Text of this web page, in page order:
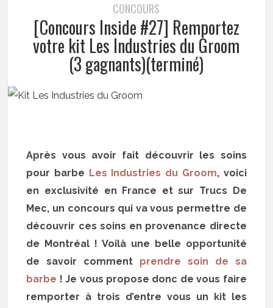
CONCOURS
[Concours Inside #27] Remportez
votre kit Les Industries du Groom
(3 gagnants)(terminé)
Après vous avoir fait découvrir les soins
pour barbe Les Industries du Groom, voici
en exclusivité en France et sur Trucs De
Mec, un concours qui va vous permettre de
découvrir ces soins en provenance directe
de Montréal ! Voilà une belle opportunité
de savoir comment prendre soin de sa
barbe ! Je vous propose donc de vous faire
remporter à trois d’entre vous un kit les